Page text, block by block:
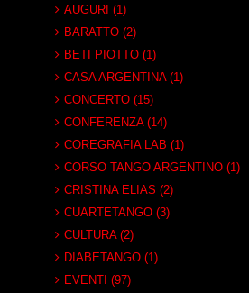
AUGURI (1)
BARATTO (2)
BETI PIOTTO (1)
CASA ARGENTINA (1)
CONCERTO (15)
CONFERENZA (14)
COREGRAFIA LAB (1)
CORSO TANGO ARGENTINO (1)
CRISTINA ELIAS (2)
CUARTETANGO (3)
CULTURA (2)
DIABETANGO (1)
EVENTI (97)